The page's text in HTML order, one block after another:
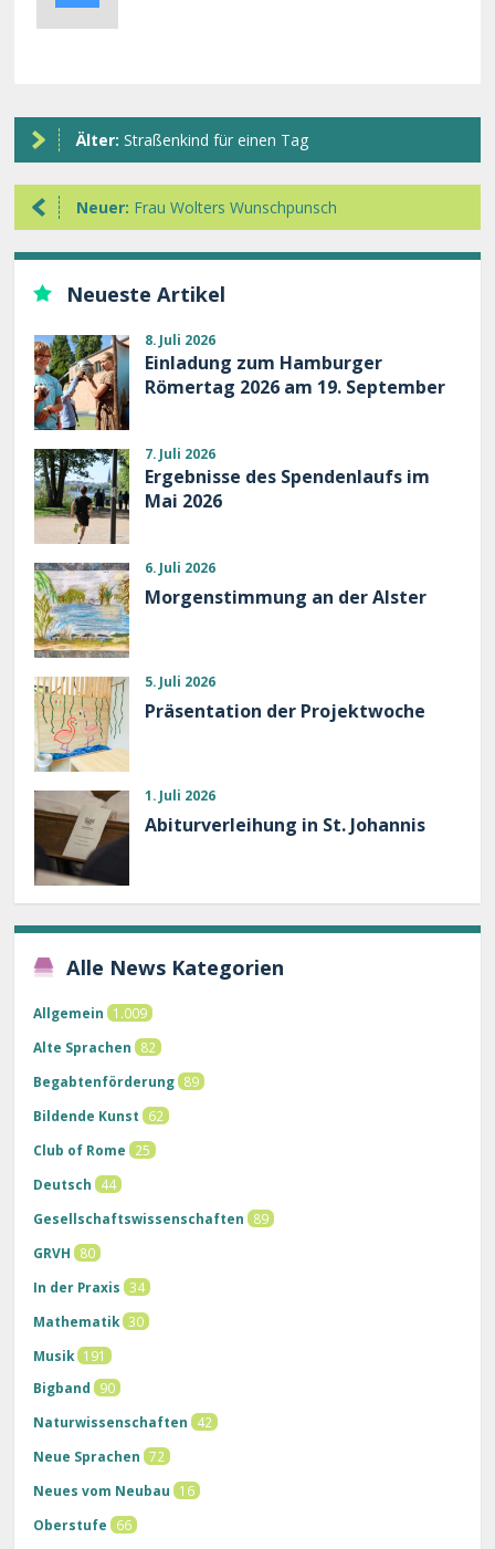
Älter:Straßenkind für einen Tag
Neuer: Frau Wolters Wunschpunsch
Neueste Artikel
8. Juli 2026
Einladung zum Hamburger
Römertag 2026 am 19. September
7. Juli 2026
Ergebnisse des Spendenlaufs im
Mai 2026
6. Juli 2026
Morgenstimmung an der Alster
5. Juli 2026
Präsentation der Projektwoche
1. Juli 2026
Abiturverleihung in St. Johannis
Alle News Kategorien
Allgemein
1.009
Alte Sprachen
82
Begabtenförderung 89
Bildende Kunst
62
Club of Rome
25
Deutsch
44
Gesellschaftswissenschaften
89
GRVH
80
In der Praxis 34
Mathematik 30
Musik 191
Bigband
90
Naturwissenschaften
42
Neue Sprachen 72
Neues vom Neubau
16
Oberstufe
66